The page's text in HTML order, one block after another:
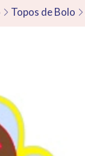
Topos de Bolo